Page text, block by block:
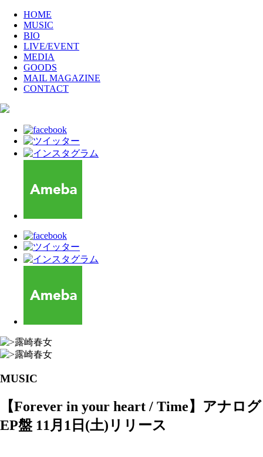
HOME
MUSIC
BIO
LIVE/EVENT
MEDIA
GOODS
MAIL MAGAZINE
CONTACT
MUSIC
【Forever in your heart / Time】アナログ
EP盤 11月1日(土)リリース